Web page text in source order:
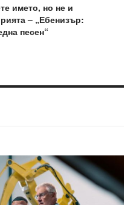
името, но не и
– „Ебенизър:
песен“